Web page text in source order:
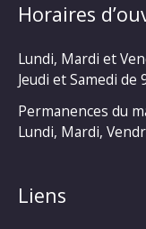
Horaires
Lundi, Mardi et
Jeudi et Samedi de
Permanences du
Lundi, Mardi,
Liens